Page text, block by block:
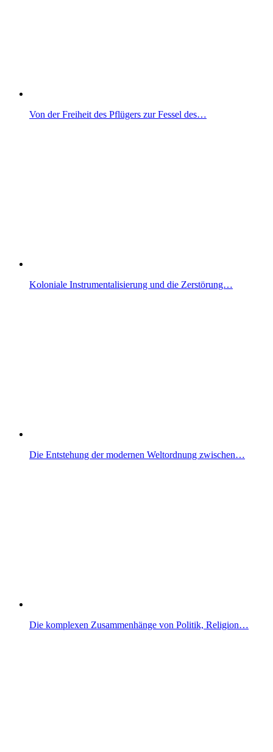
Von der Freiheit des Pflügers zur Fessel des…
Koloniale Instrumentalisierung und die Zerstörung…
Die Entstehung der modernen Weltordnung zwischen…
Die komplexen Zusammenhänge von Politik, Religion…